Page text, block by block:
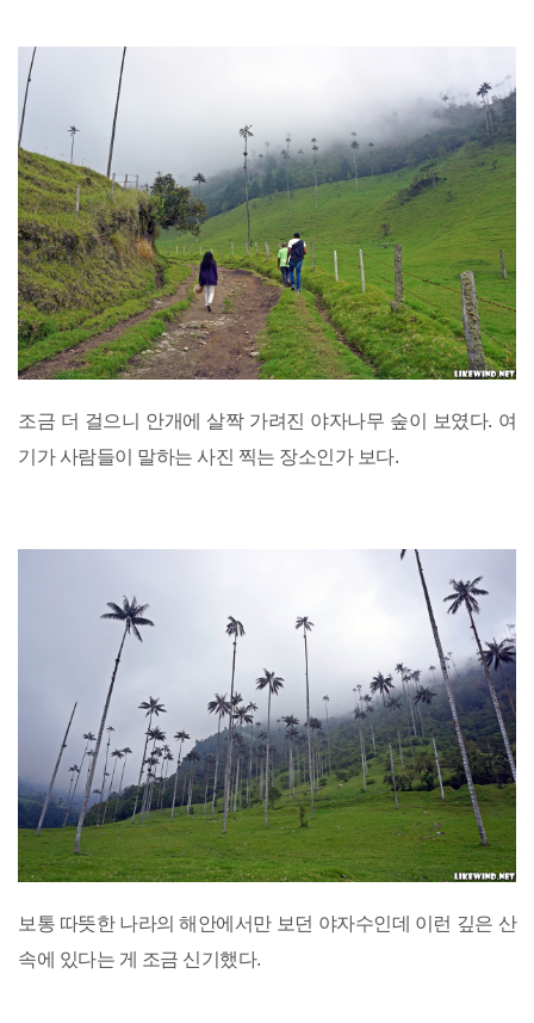
조금 더 걸으니 안개에 살짝 가려진 야자나무 숲이 보였다. 여
기가 사람들이 말하는 사진 찍는 장소인가 보다.
보통 따뜻한 나라의 해안에서만 보던 야자수인데 이런 깊은 산
속에 있다는 게 조금 신기했다.